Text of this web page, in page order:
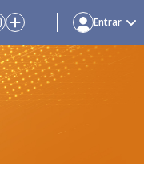
Entrar